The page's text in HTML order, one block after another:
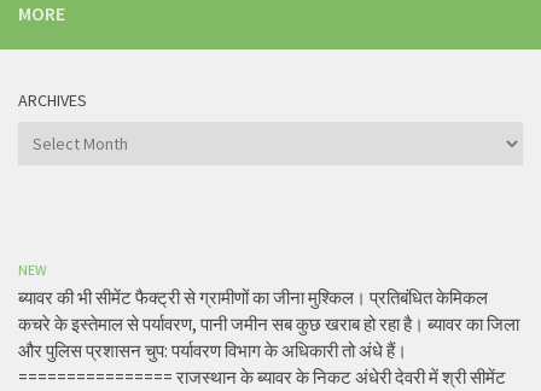
MORE
ARCHIVES
Archives
NEW
ब्यावर की भी सीमेंट फैक्ट्री से ग्रामीणों का जीना मुश्किल। प्रतिबंधित केमिकल
कचरे के इस्तेमाल से पर्यावरण, पानी जमीन सब कुछ खराब हो रहा है। ब्यावर का जिला
और पुलिस प्रशासन चुप: पर्यावरण विभाग के अधिकारी तो अंधे हैं।
================ राजस्थान के ब्यावर के निकट अंधेरी देवरी में श्री सीमेंट